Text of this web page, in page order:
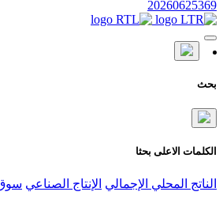
20260625369
بحث
الكلمات الاعلى بحثا
الناتج المحلي الإجمالي الإنتاج الصناعي